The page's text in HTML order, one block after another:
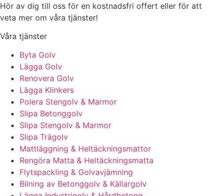
Hör av dig till oss för en kostnadsfri offert eller för att
veta mer om våra tjänster!
Våra tjänster
Byta Golv
Lägga Golv
Renovera Golv
Lägga Klinkers
Polera Stengolv & Marmor
Slipa Betonggolv
Slipa Stengolv & Marmor
Slipa Trägolv
Mattläggning & Heltäckningsmattor
Rengöra Matta & Heltäckningsmatta
Flytspackling & Golvavjämning
Bilning av Betonggolv & Källargolv